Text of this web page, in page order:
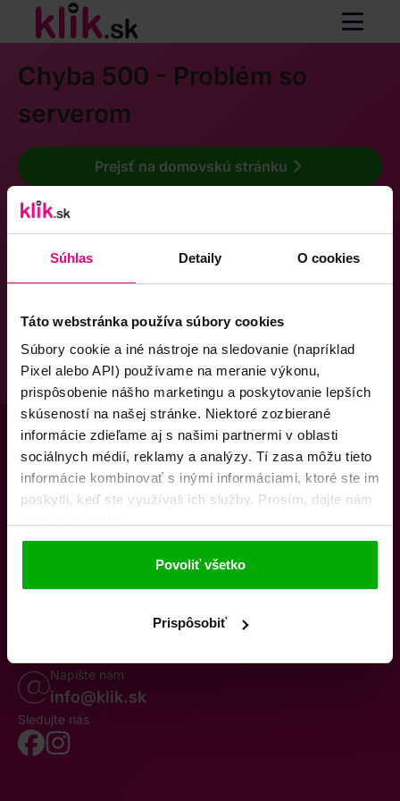
Súhlas Detaily O cookies
Táto webstránka používa súbory cookies
Súbory cookie a iné nástroje na sledovanie (napríklad
Pixel alebo API) používame na meranie výkonu,
prispôsobenie nášho marketingu a poskytovanie lepších
skúseností na našej stránke. Niektoré zozbierané
informácie zdieľame aj s našimi partnermi v oblasti
sociálnych médií, reklamy a analýzy. Tí zasa môžu tieto
informácie kombinovať s inými informáciami, ktoré ste im
poskytli, keď ste využívali ich služby. Prosím, dajte nám
Povoliť všetko
Prispôsobiť
Chyba 500 - Problém so
serverom
Prejsť na domovskú stránku
O násKontaktyK stiahnutiuObchodné podmienky
Odstúpenie od zmluvy
Oznámenie o cezhraničnej fúziiReklamačný poriadok
Volajte po–pia 8–19
Napište nám
info@klik.sk
Sledujte nás